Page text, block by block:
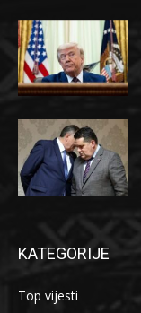
KATEGORIJE
Top vijesti